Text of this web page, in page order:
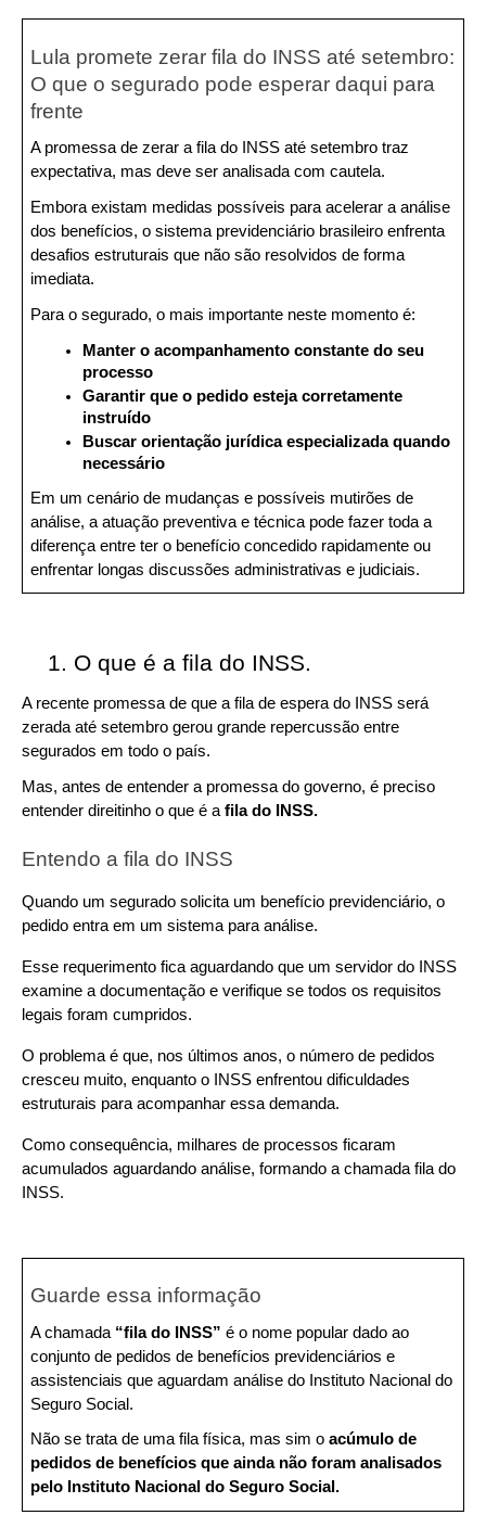
Lula promete zerar fila do INSS até setembro:
O que o segurado pode esperar daqui para
frente
A promessa de zerar a fila do INSS até setembro traz
expectativa, mas deve ser analisada com cautela.
Embora existam medidas possíveis para acelerar a análise
dos benefícios, o sistema previdenciário brasileiro enfrenta
desafios estruturais que não são resolvidos de forma
imediata.
Para o segurado, o mais importante neste momento é:
Manter o acompanhamento constante do seu
processo
Garantir que o pedido esteja corretamente
instruído
Buscar orientação jurídica especializada quando
necessário
Em um cenário de mudanças e possíveis mutirões de
análise, a atuação preventiva e técnica pode fazer toda a
diferença entre ter o benefício concedido rapidamente ou
enfrentar longas discussões administrativas e judiciais.
O que é a fila do INSS.
A recente promessa de que a fila de espera do INSS será
zerada até setembro gerou grande repercussão entre
segurados em todo o país.
Mas, antes de entender a promessa do governo, é preciso
entender direitinho o que é a fila do INSS.
Entendo a fila do INSS
Quando um segurado solicita um benefício previdenciário, o
pedido entra em um sistema para análise.
Esse requerimento fica aguardando que um servidor do INSS
examine a documentação e verifique se todos os requisitos
legais foram cumpridos.
O problema é que, nos últimos anos, o número de pedidos
cresceu muito, enquanto o INSS enfrentou dificuldades
estruturais para acompanhar essa demanda.
Como consequência, milhares de processos ficaram
acumulados aguardando análise, formando a chamada fila do
INSS.
Guarde essa informação
A chamada “fila do INSS” é o nome popular dado ao
conjunto de pedidos de benefícios previdenciários e
assistenciais que aguardam análise do Instituto Nacional do
Seguro Social.
Não se trata de uma fila física, mas sim o acúmulo de
pedidos de benefícios que ainda não foram analisados
pelo Instituto Nacional do Seguro Social.